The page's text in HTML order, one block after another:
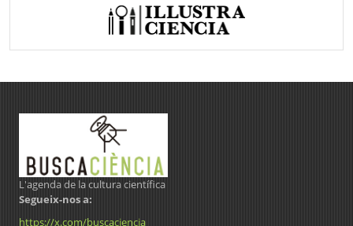
L'agenda de la cultura científica
Segueix-nos a:
https://x.com/buscaciencia